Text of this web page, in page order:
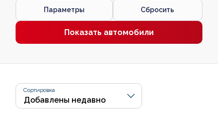
Параметры Сбросить
Показать автомобили
Сортировка